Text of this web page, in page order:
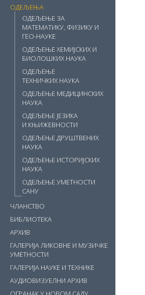
ОДЕЉЕЊА
ОДЕЉЕЊЕ ЗА
МАТЕМАТИКУ, ФИЗИКУ И
ГЕО-НАУКЕ
ОДЕЉЕЊЕ ХЕМИЈСКИХ И
БИОЛОШКИХ НАУКА
ОДЕЉЕЊЕ
ТЕХНИЧКИХ НАУКА
ОДЕЉЕЊЕ МЕДИЦИНСКИХ
НАУКА
ОДЕЉЕЊЕ ЈЕЗИКА
И КЊИЖЕВНОСТИ
ОДЕЉЕЊЕ ДРУШТВЕНИХ
НАУКА
ОДЕЉЕЊЕ ИСТОРИЈСКИХ
НАУКА
ОДЕЉЕЊЕ УМЕТНОСТИ
САНУ
ЧЛАНСТВО
БИБЛИОТЕКА
АРХИВ
ГАЛЕРИЈА ЛИКОВНЕ И МУЗИЧКЕ
УМЕТНОСТИ
ГАЛЕРИЈА НАУКЕ И ТЕХНИКЕ
АУДИОВИЗУЕЛНИ АРХИВ